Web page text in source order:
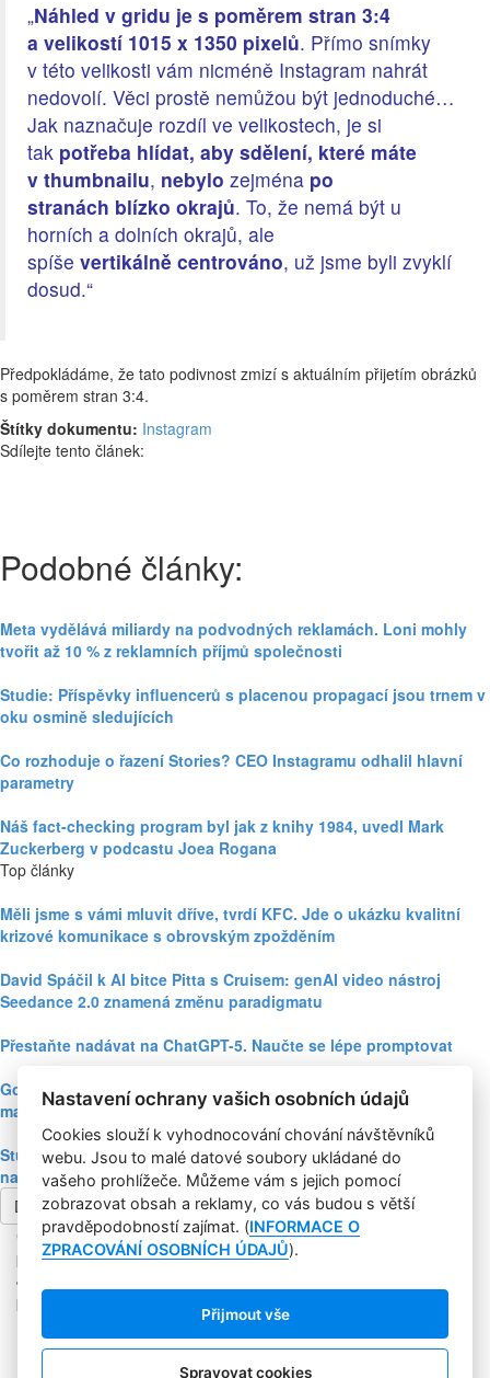
„Náhled v gridu je s poměrem stran 3:4
a velikostí 1015 x 1350 pixelů. Přímo snímky
v této velikosti vám nicméně Instagram nahrát
nedovolí. Věci prostě nemůžou být jednoduché…
Jak naznačuje rozdíl ve velikostech, je si
tak potřeba hlídat, aby sdělení, které máte
v thumbnailu, nebylo zejména po
stranách blízko okrajů. To, že nemá být u
horních a dolních okrajů, ale
spíše vertikálně centrováno, už jsme byli zvyklí
dosud.“
Předpokládáme, že tato podivnost zmizí s aktuálním přijetím obrázků
s poměrem stran 3:4.
Štítky dokumentu: Instagram
Sdílejte tento článek:
Podobné články:
Meta vydělává miliardy na podvodných reklamách. Loni mohly
tvořit až 10 % z reklamních příjmů společnosti
Studie: Příspěvky influencerů s placenou propagací jsou trnem v
oku osmině sledujících
Co rozhoduje o řazení Stories? CEO Instagramu odhalil hlavní
parametry
Náš fact-checking program byl jak z knihy 1984, uvedl Mark
Zuckerberg v podcastu Joea Rogana
Top články
Měli jsme s vámi mluvit dříve, tvrdí KFC. Jde o ukázku kvalitní
krizové komunikace s obrovským zpožděním
David Spáčil k AI bitce Pitta s Cruisem: genAI video nástroj
Seedance 2.0 znamená změnu paradigmatu
Přestaňte nadávat na ChatGPT-5. Naučte se lépe promptovat
Google Nano Banana nabízí dosud největší potenciál pro
marketing mezi genAI modely pro tvorbu obrázků
Studie: Využívání generativní AI mezi spotřebiteli při online
nakupování prudce roste
Další článek
Copyright © 2004-2020 Focus Agency, s.r.o. Plné znění licenčních
podmínek. ISSN 1803-957X
Jakékoliv publikování, přebírání nebo šíření obsahu je bez
písemného souhlasu Focus Agency, s.r.o. zakázáno.
RSS 1
Štítky
Zpracování osobních údajů
Nastavení ochrany vašich osobních údajů
Cookies slouží k vyhodnocování chování návštěvníků
webu. Jsou to malé datové soubory ukládané do
vašeho prohlížeče. Můžeme vám s jejich pomocí
zobrazovat obsah a reklamy, co vás budou s větší
pravděpodobností zajímat. (INFORMACE O
ZPRACOVÁNÍ OSOBNÍCH ÚDAJŮ).
Přijmout vše
Spravovat cookies